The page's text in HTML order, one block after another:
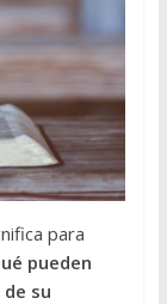
para
pueden
su